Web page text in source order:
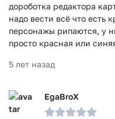
дороботка редактора
надо вести всё что есть
персонажы рипаются, у
просто красная или
5 лет назад
EgaBroX